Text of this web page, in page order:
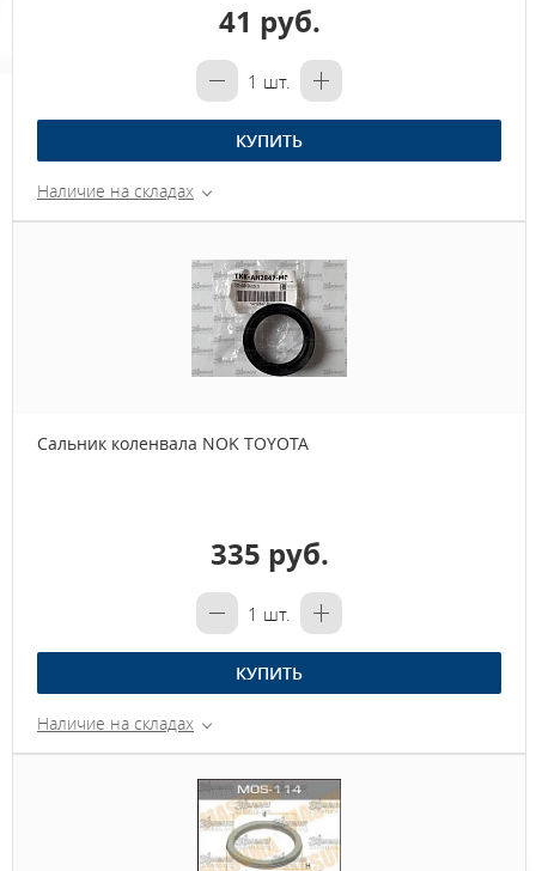
41 руб.
1 шт.
КУПИТЬ
Наличие на складах
Сальник коленвала NOK TOYOTA
335 руб.
1 шт.
КУПИТЬ
Наличие на складах